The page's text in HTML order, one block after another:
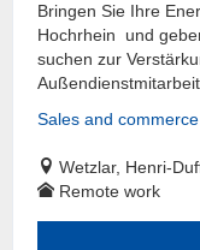
Bringen Sie Ihre
Hochrhein und
suchen zur
Sales and
Wetzlar, Henri-
Remote work